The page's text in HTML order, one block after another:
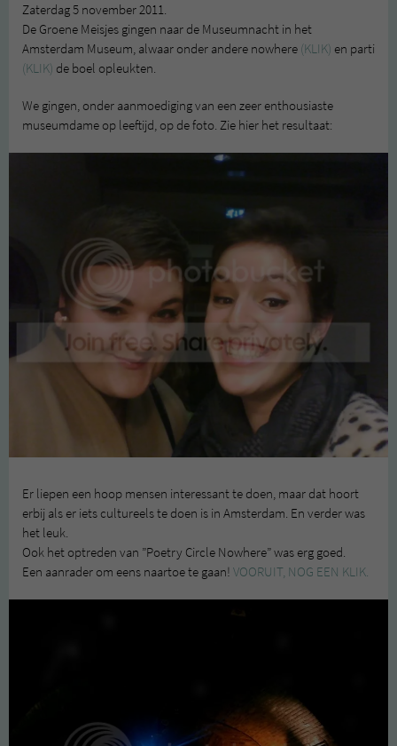
Zaterdag 5 november 2011.
De Groene Meisjes gingen naar de Museumnacht in het
Amsterdam Museum, alwaar onder andere nowhere (KLIK) en parti
(KLIK) de boel opleukten.
We gingen, onder aanmoediging van een zeer enthousiaste
museumdame op leeftijd, op de foto. Zie hier het resultaat:
Er liepen een hoop mensen interessant te doen, maar dat hoort
erbij als er iets cultureels te doen is in Amsterdam. En verder was
het leuk.
Ook het optreden van ”Poetry Circle Nowhere” was erg goed.
Een aanrader om eens naartoe te gaan! VOORUIT, NOG EEN KLIK.